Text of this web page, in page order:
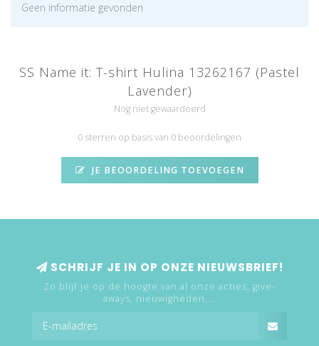
Geen informatie gevonden
SS Name it: T-shirt Hulina 13262167 (Pastel
Lavender)
Nog niet gewaardeerd
0 sterren op basis van 0 beoordelingen
JE BEOORDELING TOEVOEGEN
SCHRIJF JE IN OP ONZE NIEUWSBRIEF!
Zo blijf je op de hoogte van al onze acties, give-
aways, nieuwigheden,...